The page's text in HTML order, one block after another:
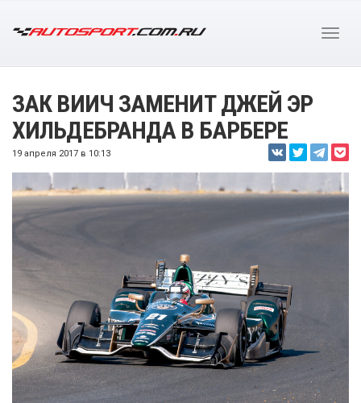
ЗАК ВИИЧ ЗАМЕНИТ ДЖЕЙ ЭР
ХИЛЬДЕБРАНДА В БАРБЕРЕ
19 апреля 2017 в 10:13